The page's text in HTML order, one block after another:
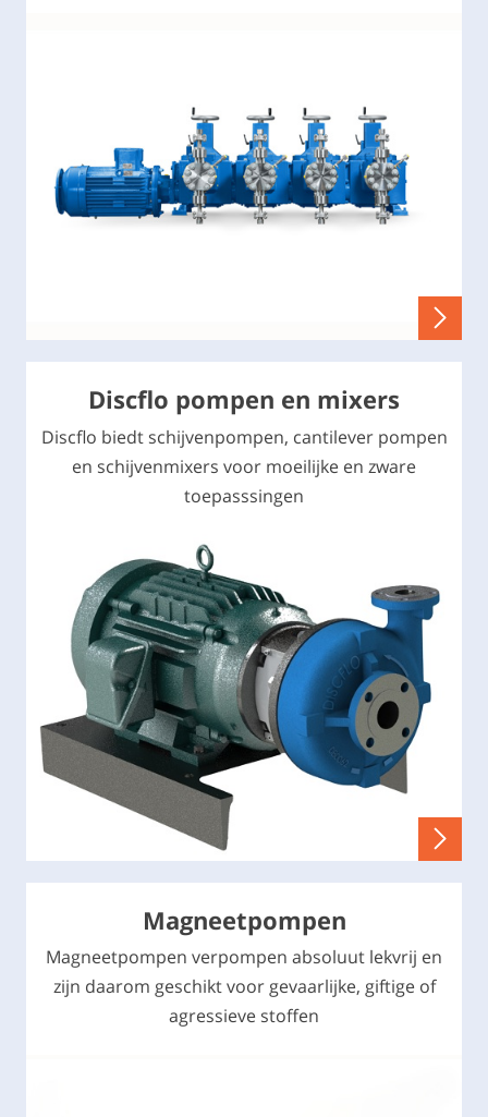
Discflo pompen en mixers
Discflo biedt schijvenpompen, cantilever pompen
en schijvenmixers voor moeilijke en zware
toepasssingen
Magneetpompen
Magneetpompen verpompen absoluut lekvrij en
zijn daarom geschikt voor gevaarlijke, giftige of
agressieve stoffen